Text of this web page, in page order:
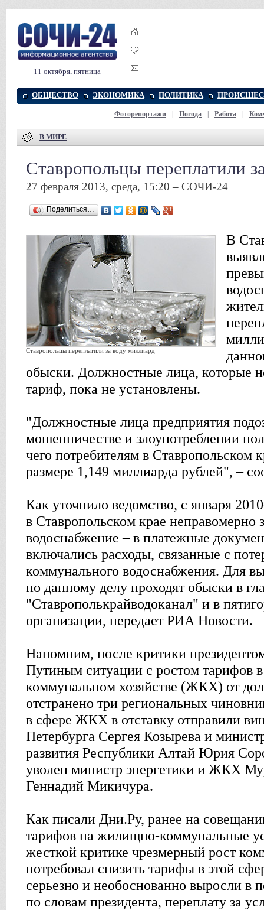
11 октября, пятница
ОБЩЕСТВО ЭКОНОМИКА ПОЛИТИКА
Фоторепортажи Погода Работа
В МИРЕ
Ставропольцы переплатили
27 февраля 2013, среда, 15:20 – СОЧИ-24
Поделиться…
Ставропольцы переплатили за воду миллиард
В
обыски. Должностные лица, которые
тариф, пока не установлены.
"Должностные лица предприятия
мошенничестве и злоупотреблении
чего потребителям в Ставропольском
размере 1,149 миллиарда рублей", –
Как уточнило ведомство, с января
в Ставропольском крае неправомерно
водоснабжение – в платежные
включались расходы, связанные с
коммунального водоснабжения. Для
по данному делу проходят обыски в
"Ставрополькрайводоканал" и в
организации, передает РИА Новости.
Напомним, после критики
Путиным ситуации с ростом тарифов
коммунальном хозяйстве (ЖКХ) от
отстранено три региональных
в сфере ЖКХ в отставку отправили
Петербурга Сергея Козырева и
развития Республики Алтай Юрия
уволен министр энергетики и ЖКХ
Геннадий Микичура.
Как писали Дни.Ру, ранее на
тарифов на жилищно-коммунальные
жесткой критике чрезмерный рост
потребовал снизить тарифы в этой
серьезно и необоснованно выросли в
по словам президента, переплату за